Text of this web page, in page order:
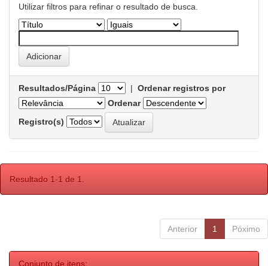
Utilizar filtros para refinar o resultado de busca.
Resultados/Página | Ordenar registros por
Ordenar
Registro(s)
Resultado 1-1 de 1.
Anterior 1 Póximo
Conjunto de itens: